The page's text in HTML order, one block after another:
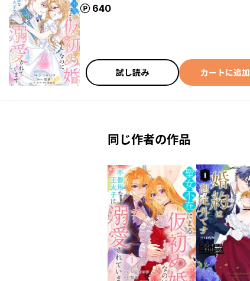
640
ポイント
試し読み カートに追加
同じ作者の作品